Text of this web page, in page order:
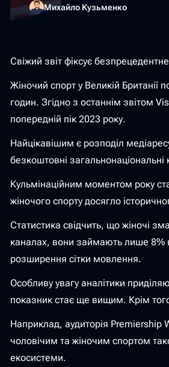
Михайло Кузьменко
Свіжий звіт фіксує
Жіночий спорт у Великій Британії
годин. Згідно з останнім звітом
попередній пік 2023 року.
Найцікавішим є розподіл
безкоштовні
Кульмінаційним моментом року
жіночого спорту досягло
Статистика свідчить, що жіночі
каналах, вони займають лише 8%
розширення сітки мовлення.
Особливу увагу аналітики
показник стає ще вищим. Крім того,
Наприклад, аудиторія Premiership
чоловічим та жіночим спортом
екосистеми.